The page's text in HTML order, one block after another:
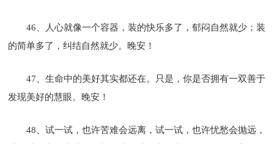
46、人心就像一个容器，装的快乐多了，郁闷自然就少；装
的简单多了，纠结自然就少。晚安！
47、生命中的美好其实都还在。只是，你是否拥有一双善于
发现美好的慧眼。晚安！
48、试一试，也许苦难会远离，试一试，也许忧愁会抛远，